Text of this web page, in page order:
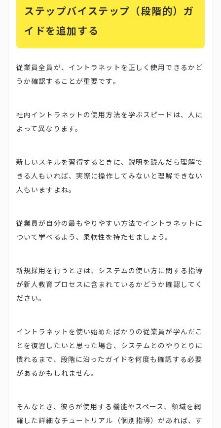
ステップバイステップ（段階的）ガ
イドを追加する
従業員全員が、イントラネットを正しく使用できるかど
うか確認することが重要です。
社内イントラネットの使用方法を学ぶスピードは、人に
よって異なります。
新しいスキルを習得するときに、説明を読んだら理解で
きる人もいれば、実際に操作してみないと理解できない
人もいますよね。
従業員が自分の最もやりやすい方法でイントラネットに
ついて学べるよう、柔軟性を持たせましょう。
新規採用を行うときは、システムの使い方に関する指導
が新人教育プロセスに含まれているかどうか確認してく
ださい。
イントラネットを使い始めたばかりの従業員が学んだこ
とを復習したいと思った場合、システムとのやりとりに
慣れるまで、段階に沿ったガイドを何度も確認する必要
があるかもしれません。
そんなとき、彼らが使用する機能やスペース、領域を網
羅した詳細なチュートリアル（個別指導）があれば、す